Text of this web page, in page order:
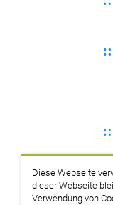
Diese Webseite
dieser Webseite
Verwendung von